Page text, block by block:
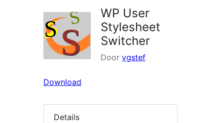
WP User
Stylesheet
Switcher
Door vgstef
Download
Details